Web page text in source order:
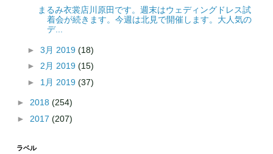
まるみ衣裳店川原田です。週末はウェディングドレス試
着会が続きます。今週は北見で開催します。大人気の
デ...
► 3月 2019 (18)
► 2月 2019 (15)
► 1月 2019 (37)
► 2018 (254)
► 2017 (207)
ラベル